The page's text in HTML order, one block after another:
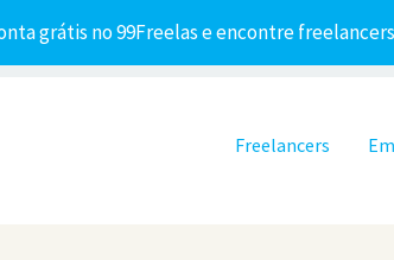
grátis no 99Freelas e encontre
Pular para o
Freelancers